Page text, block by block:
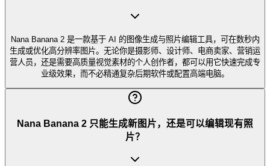
Nana Banana 2 是一款基于 AI 的图像生成与照片编辑工具，可在数秒内
生成或优化高分辨率图片。无论你是摄影师、设计师、电商卖家、营销运
营人员，还是需要高质量视觉素材的个人创作者，都可以用它快速完成专
业级效果，而不必精通复杂后期软件或配置高端电脑。
Nana Banana 2 只能生成新图片，还是可以编辑现有照
片？